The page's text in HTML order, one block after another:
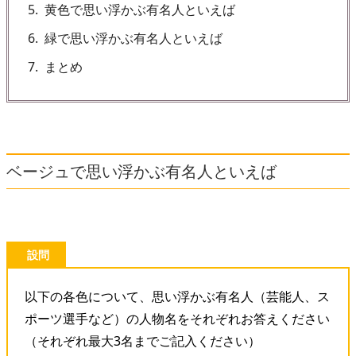
5 黄色で思い浮かぶ有名人といえば
6 緑で思い浮かぶ有名人といえば
7
まとめ
ベージュで思い浮かぶ有名人といえば
設問
以下の各色について、思い浮かぶ有名人（芸能人、ス
ポーツ選手など）の人物名をそれぞれお答えください
（それぞれ最大3名までご記入ください）